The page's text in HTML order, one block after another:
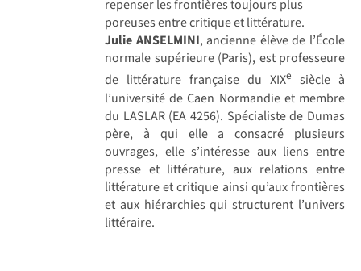
repenser les frontières toujours plus
poreuses entre critique et littérature.
Julie ANSELMINI, ancienne élève de l’École
normale supérieure (Paris), est professeure
de littérature française du XIXe siècle à
l’université de Caen Normandie et membre
du LASLAR (EA 4256). Spécialiste de Dumas
père, à qui elle a consacré plusieurs
ouvrages, elle s’intéresse aux liens entre
presse et littérature, aux relations entre
littérature et critique ainsi qu’aux frontières
et aux hiérarchies qui structurent l’univers
littéraire.